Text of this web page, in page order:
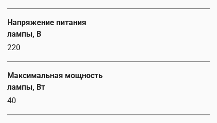
Напряжение питания
лампы, В
220
Максимальная мощность
лампы, Вт
40